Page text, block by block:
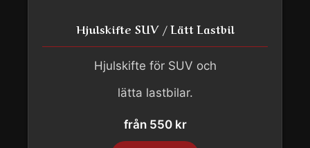
Hjulskifte SUV / Lätt Lastbil
Hjulskifte för SUV och
lätta lastbilar.
från 550 kr